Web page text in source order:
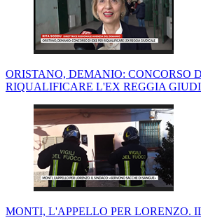
ORISTANO, DEMANIO: CONCORSO
RIQUALIFICARE L'EX REGGIA
MONTI, L'APPELLO PER LORENZO.